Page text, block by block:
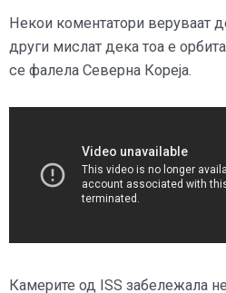
Некои коментатори веруваат
други мислат дека тоа е
се фалела Северна Кореја.
Камерите од ISS забележала